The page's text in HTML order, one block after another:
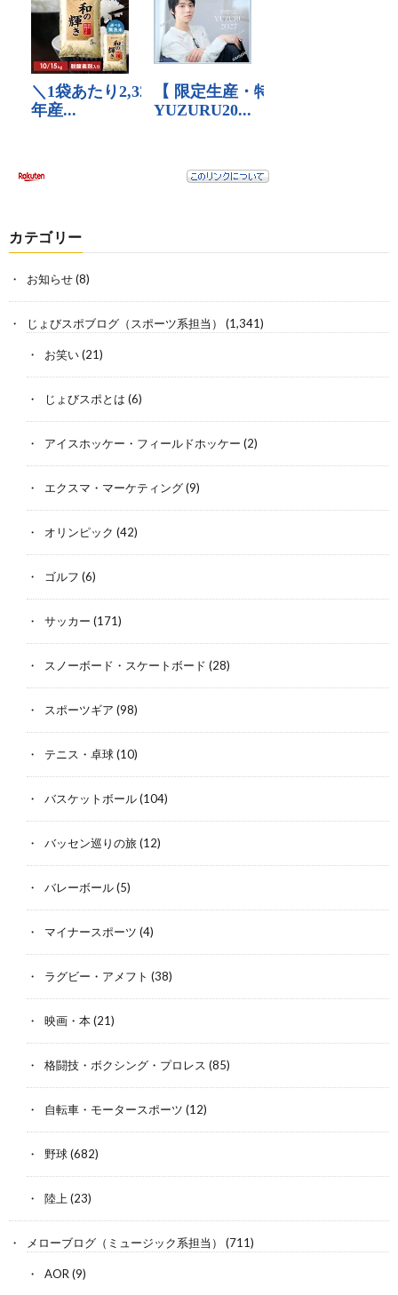
カテゴリー
お知らせ(8)
じょびスポブログ（スポーツ系担当） (1,341)
お笑い(21)
じょびスポとは (6)
アイスホッケー・フィールドホッケー (2)
エクスマ・マーケティング(9)
オリンピック (42)
ゴルフ (6)
サッカー (171)
スノーボード・スケートボード (28)
スポーツギア (98)
テニス・卓球(10)
バスケットボール(104)
バッセン巡りの旅(12)
バレーボール(5)
マイナースポーツ (4)
ラグビー・アメフト (38)
映画・本(21)
格闘技・ボクシング・プロレス (85)
自転車・モータースポーツ (12)
野球(682)
陸上 (23)
メローブログ（ミュージック系担当） (711)
AOR (9)